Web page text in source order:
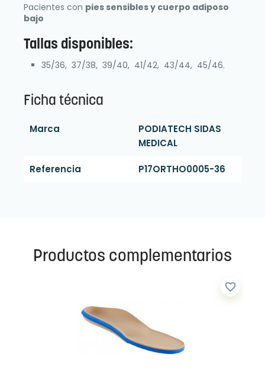
Pacientes con pies sensibles y cuerpo adiposo
bajo
Tallas disponibles:
35/36, 37/38, 39/40, 41/42, 43/44, 45/46.
Ficha técnica
Marca
PODIATECH SIDAS
MEDICAL
Referencia P17ORTHO0005-36
Productos complementarios
favorite_border